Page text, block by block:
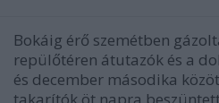
Bokáig érő szemétben
repülőtéren átutazók és a
és december másodika